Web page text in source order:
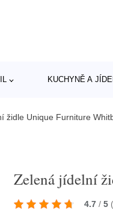
KUCHYNĚ A
židle Unique Furniture
Zelená jídelní
4.7 / 5 (